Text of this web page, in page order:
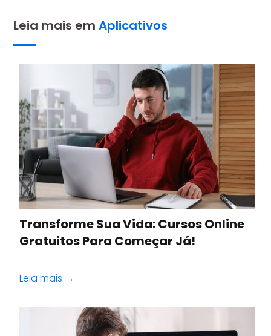
Leia mais em Aplicativos
Transforme Sua Vida: Cursos Online
Gratuitos Para Começar Já!
Leia mais →